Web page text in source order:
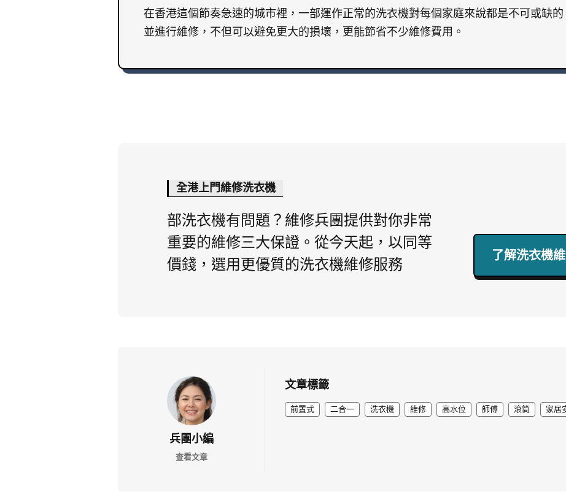
在香港這個節奏急速的城市裡，一部運作正常的洗衣機對每個家庭來說都是不可或缺
並進行維修，不但可以避免更大的損壞，更能節省不少維修費用。
全港上門維修洗衣機
部洗衣機有問題？維修兵團提供對你非常
重要的維修三大保證。從今天起，以同等
價錢，選用更優質的洗衣機維修服務
了解洗衣機
兵團小編
查看文章
文章標籤
前置式 二合一 洗衣機 維修 高水位 師傅 滾筒 家居